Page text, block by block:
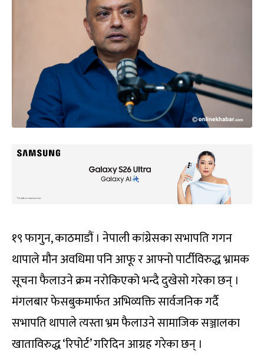
१९ फागुन, काठमाडौं । नेपाली कांग्रेसका सभापति गगन
थापाले मौन अवधिमा पनि आफू र आफ्नो पार्टीविरुद्ध भ्रामक
सूचना फैलाउने क्रम नरोकिएको भन्दै दुखेसो गरेका छन् ।
मंगलबार फेसबुकमार्फत अभिव्यक्ति सार्वजनिक गर्दै
सभापति थापाले त्यस्ता भ्रम फैलाउने सामाजिक सञ्जालका
खाताविरुद्ध ‘रिपोर्ट’ गरिदिन आग्रह गरेका छन् ।